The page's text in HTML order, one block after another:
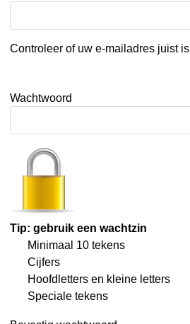
Controleer of uw e-mailadres juist is
Wachtwoord
Tip: gebruik een wachtzin
Minimaal 10 tekens
Cijfers
Hoofdletters en kleine letters
Speciale tekens